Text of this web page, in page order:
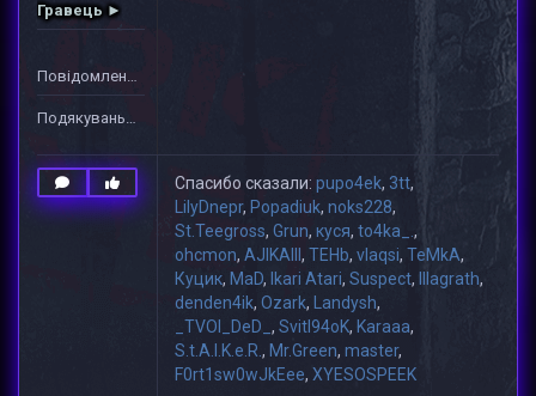
Гравець ►
Повідомлень: 1
Подякувань: 30
Спасибо сказали: pupo4ek, 3tt,
LilyDnepr, Popadiuk, noks228,
St.Teegross, Grun, куся, to4ka_.,
ohcmon, AJIKAIII , TEHb, vlaqsi, TeMkA,
Куцик, MaD, Ikari Atari, Suspect, lllagrath,
denden4ik, Ozark, Landysh,
_TVOI_DeD_ , Svitl94oK, Karaaa,
S.t.A.l.K.e.R., Mr.Green, master,
F0rt1sw0wJkEee, XYESOSPEEK